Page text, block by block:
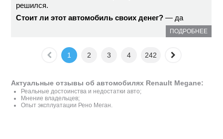
решился.
Стоит ли этот автомобиль своих денег? — да
ПОДРОБНЕЕ
1 2 3 4 242
Актуальные отзывы об автомобилях Renault Megane:
Реальные достоинства и недостатки авто;
Мнение владельцев;
Опыт эксплуатации Рено Меган.